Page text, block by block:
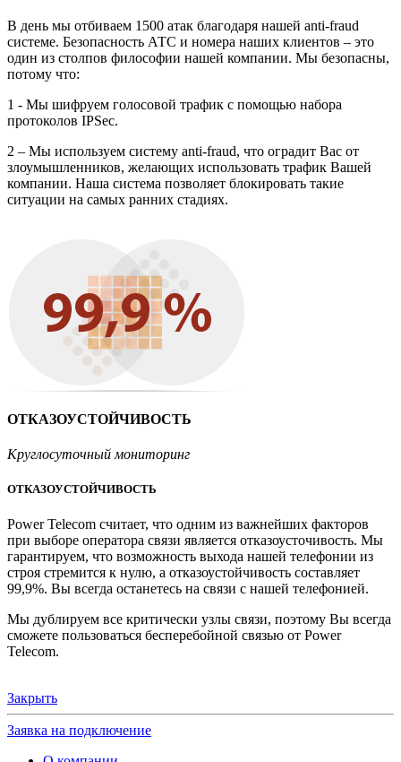
В день мы отбиваем 1500 атак благодаря нашей anti-fraud
системе. Безопасность АТС и номера наших клиентов – это
один из столпов философии нашей компании. Мы безопасны,
потому что:
1 - Мы шифруем голосовой трафик с помощью набора
протоколов IPSeс.
2 – Мы используем систему anti-fraud, что оградит Вас от
злоумышленников, желающих использовать трафик Вашей
компании. Наша система позволяет блокировать такие
ситуации на самых ранних стадиях.
ОТКАЗОУСТОЙЧИВОСТЬ
Круглосуточный мониторинг
ОТКАЗОУСТОЙЧИВОСТЬ
Power Telecom считает, что одним из важнейших факторов
при выборе оператора связи является отказоусточивость. Мы
гарантируем, что возможность выхода нашей телефонии из
строя стремится к нулю, а отказоустойчивость составляет
99,9%. Вы всегда останетесь на связи с нашей телефонией.
Мы дублируем все критически узлы связи, поэтому Вы всегда
сможете пользоваться бесперебойной связью от Power
Telecom.
Закрыть
Заявка на подключение